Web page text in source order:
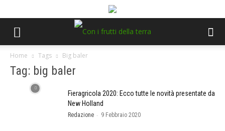
Home Tags Big baler
Tag: big baler
Fieragricola 2020: Ecco tutte le novità presentate da
New Holland
Redazione - 9 Febbraio 2020